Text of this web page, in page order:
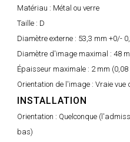
Matériau : Métal ou verre
Taille : D
Diamètre externe : 53,3 mm +0/-
Diamètre d'image maximal : 48
Épaisseur maximale : 2 mm (0,08
Orientation de l'image : Vraie vue
INSTALLATION
Orientation : Quelconque
bas)